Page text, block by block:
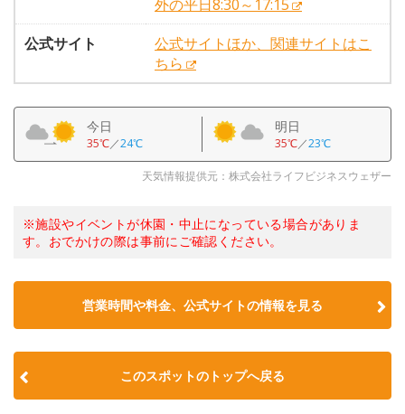
外の平日8:30～17:15
公式サイト
公式サイトほか、関連サイトはこ
ちら
今日
35℃／24℃
明日
35℃／23℃
天気情報提供元：株式会社ライフビジネスウェザー
※施設やイベントが休園・中止になっている場合がありま
す。おでかけの際は事前にご確認ください。
営業時間や料金、公式サイトの情報を見る
このスポットのトップへ戻る